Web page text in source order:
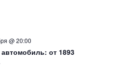
@ 20:00
от 1893